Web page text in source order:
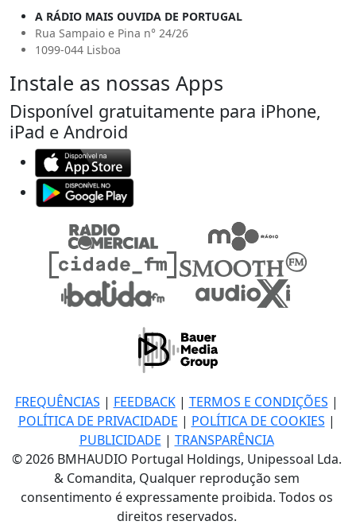
A RÁDIO MAIS OUVIDA DE PORTUGAL
Rua Sampaio e Pina n° 24/26
1099-044 Lisboa
Instale as nossas Apps
Disponível gratuitamente para iPhone,
iPad e Android
FREQUÊNCIAS | FEEDBACK| TERMOS E CONDIÇÕES |
POLÍTICA DE PRIVACIDADE | POLÍTICA DE COOKIES |
PUBLICIDADE | TRANSPARÊNCIA
© 2026 BMHAUDIO Portugal Holdings, Unipessoal Lda.
& Comandita, Qualquer reprodução sem
consentimento é expressamente proibida. Todos os
direitos reservados.